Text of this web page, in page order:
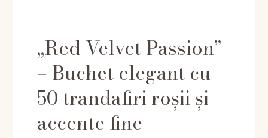
„Red Velvet Passion”
– Buchet elegant cu
50 trandafiri roșii și
accente fine